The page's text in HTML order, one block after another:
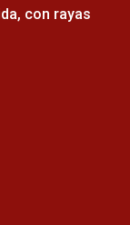
con rayas